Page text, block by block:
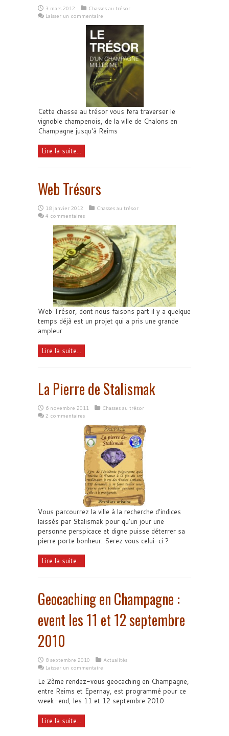
3 mars 2012
Chasses au trésor
Laisser un commentaire
Cette chasse au trésor vous fera traverser le
vignoble champenois, de la ville de Chalons en
Champagne jusqu'à Reims
Lire la suite...
Web Trésors
18 janvier 2012
Chasses au trésor
4 commentaires
Web Trésor, dont nous faisons part il y a quelque
temps déjà est un projet qui a pris une grande
ampleur.
Lire la suite...
La Pierre de Stalismak
6 novembre 2011
Chasses au trésor
2 commentaires
Vous parcourrez la ville à la recherche d'indices
laissés par Stalismak pour qu'un jour une
personne perspicace et digne puisse déterrer sa
pierre porte bonheur. Serez vous celui-ci ?
Lire la suite...
Geocaching en Champagne :
event les 11 et 12 septembre
2010
8 septembre 2010
Actualités
Laisser un commentaire
Le 2ème rendez-vous geocaching en Champagne,
entre Reims et Epernay, est programmé pour ce
week-end, les 11 et 12 septembre 2010
Lire la suite...